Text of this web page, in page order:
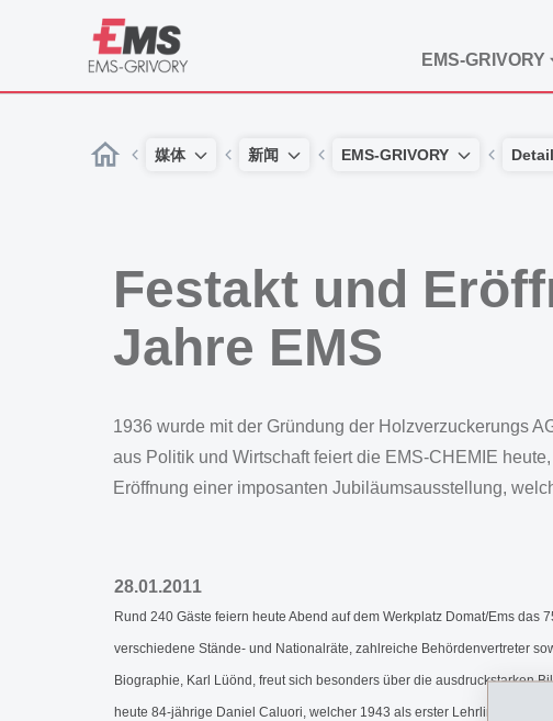
EMS-GRIVORY
媒体 新闻 EMS-GRIVORY Detail
Festakt und
Jahre EMS
1936 wurde mit der Gründung der Holzverzuckerungs
aus Politik und Wirtschaft feiert die EMS-CHEMIE
Eröffnung einer imposanten Jubiläumsausstellung,
28.01.2011
Rund 240 Gäste feiern heute Abend auf dem Werkplatz Domat/Ems
verschiedene Stände- und Nationalräte, zahlreiche Behördenvertreter
Biographie, Karl Lüönd, freut sich besonders über die ausdruckstarken
heute 84-jährige Daniel Caluori, welcher 1943 als erster Lehrling seine